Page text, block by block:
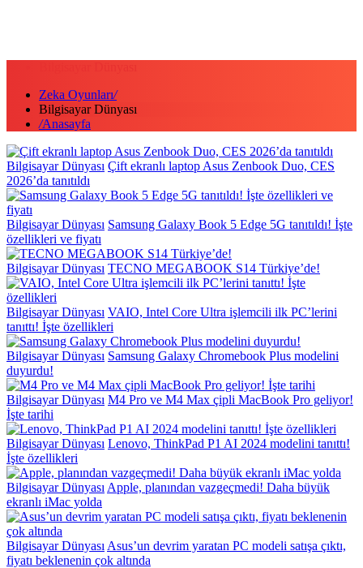
Zeka Oyunları/
Bilgisayar Dünyası
/Anasayfa
Bilgisayar Dünyası Çift ekranlı laptop Asus Zenbook Duo, CES
2026’da tanıtıldı
Bilgisayar Dünyası Samsung Galaxy Book 5 Edge 5G tanıtıldı! İşte
özellikleri ve fiyatı
Bilgisayar Dünyası TECNO MEGABOOK S14 Türkiye’de!
Bilgisayar Dünyası VAIO, Intel Core Ultra işlemcili ilk PC’lerini
tanıttı! İşte özellikleri
Bilgisayar Dünyası Samsung Galaxy Chromebook Plus modelini
duyurdu!
Bilgisayar Dünyası M4 Pro ve M4 Max çipli MacBook Pro geliyor!
İşte tarihi
Bilgisayar Dünyası Lenovo, ThinkPad P1 AI 2024 modelini tanıttı!
İşte özellikleri
Bilgisayar Dünyası Apple, planından vazgeçmedi! Daha büyük
ekranlı iMac yolda
Bilgisayar Dünyası Asus’un devrim yaratan PC modeli satışa çıktı,
fiyatı beklenenin çok altında